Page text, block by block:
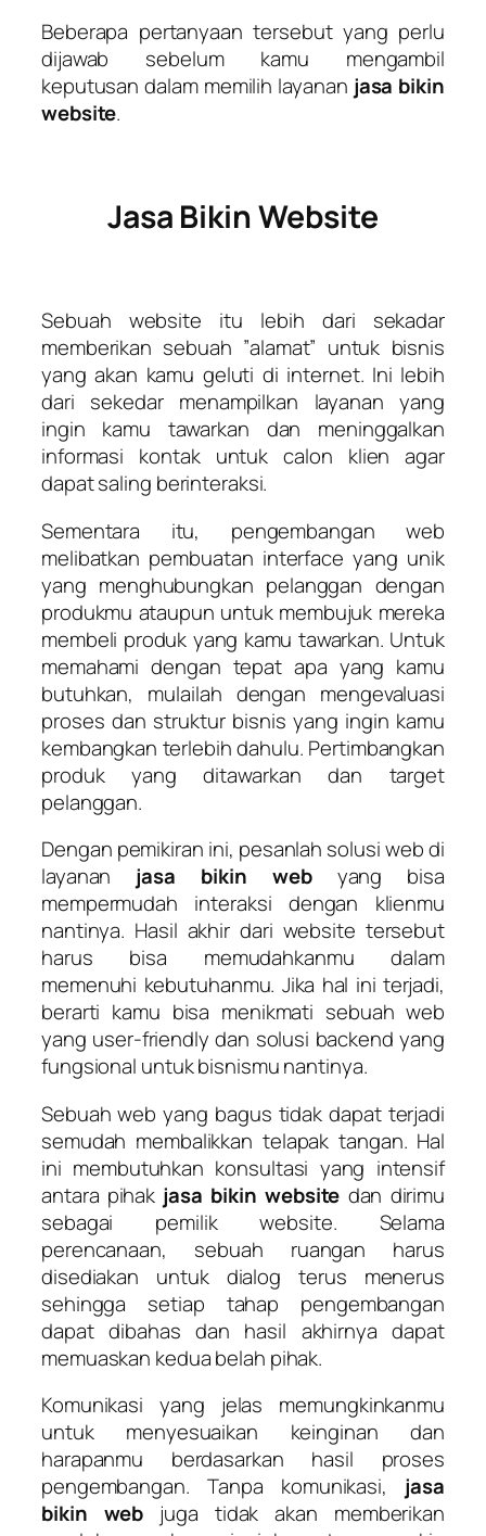
Beberapa pertanyaan tersebut yang perlu
dijawab sebelum kamu mengambil
keputusan dalam memilih layanan jasa bikin
website.
Jasa Bikin Website
Sebuah website itu lebih dari sekadar
memberikan sebuah ”alamat” untuk bisnis
yang akan kamu geluti di internet. Ini lebih
dari sekedar menampilkan layanan yang
ingin kamu tawarkan dan meninggalkan
informasi kontak untuk calon klien agar
dapat saling berinteraksi.
Sementara itu, pengembangan web
melibatkan pembuatan interface yang unik
yang menghubungkan pelanggan dengan
produkmu ataupun untuk membujuk mereka
membeli produk yang kamu tawarkan. Untuk
memahami dengan tepat apa yang kamu
butuhkan, mulailah dengan mengevaluasi
proses dan struktur bisnis yang ingin kamu
kembangkan terlebih dahulu. Pertimbangkan
produk yang ditawarkan dan target
pelanggan.
Dengan pemikiran ini, pesanlah solusi web di
layanan jasa bikin web yang bisa
mempermudah interaksi dengan klienmu
nantinya. Hasil akhir dari website tersebut
harus bisa memudahkanmu dalam
memenuhi kebutuhanmu. Jika hal ini terjadi,
berarti kamu bisa menikmati sebuah web
yang user-friendly dan solusi backend yang
fungsional untuk bisnismu nantinya.
Sebuah web yang bagus tidak dapat terjadi
semudah membalikkan telapak tangan. Hal
ini membutuhkan konsultasi yang intensif
antara pihak jasa bikin website dan dirimu
sebagai pemilik website. Selama
perencanaan, sebuah ruangan harus
disediakan untuk dialog terus menerus
sehingga setiap tahap pengembangan
dapat dibahas dan hasil akhirnya dapat
memuaskan kedua belah pihak.
Komunikasi yang jelas memungkinkanmu
untuk menyesuaikan keinginan dan
harapanmu berdasarkan hasil proses
pengembangan. Tanpa komunikasi, jasa
bikin web juga tidak akan memberikan